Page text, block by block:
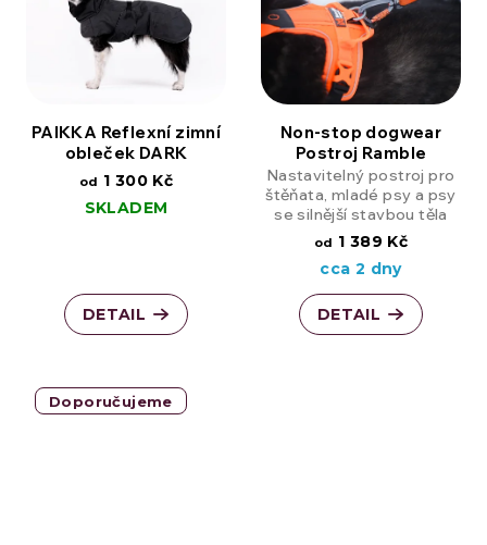
PAIKKA Reflexní zimní
obleček DARK
od 1 300 Kč
SKLADEM
DETAIL
Non-stop dogwear
Postroj Ramble
Nastavitelný postroj pro
štěňata, mladé psy a psy
se silnější stavbou těla
od 1 389 Kč
cca 2 dny
DETAIL
Doporučujeme